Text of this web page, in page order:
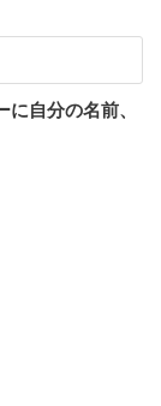
自分の名前、